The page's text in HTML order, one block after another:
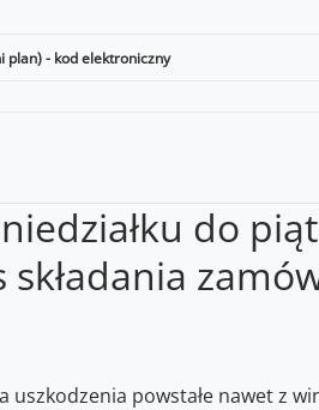
plan) - kod elektroniczny
do
powstałe nawet z